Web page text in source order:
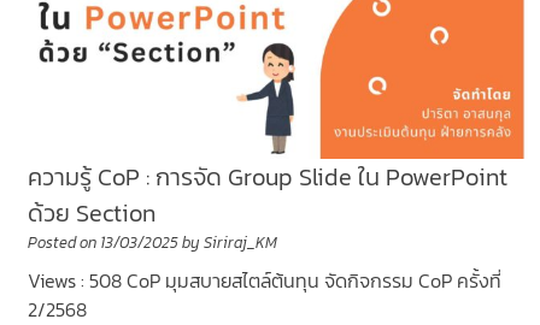
ความรู้ CoP : การจัด Group Slide ใน PowerPoint
ด้วย Section
Posted on 13/03/2025by Siriraj_KM
Views : 508 CoP มุมสบายสไตล์ต้นทุน จัดกิจกรรม CoP ครั้งที่
2/2568